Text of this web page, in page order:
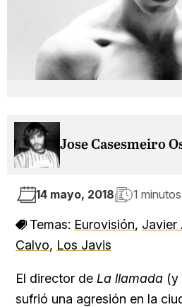
Jose Casesmeiro
14 mayo, 2018 1 minutos
Temas: Eurovisión, Javier
Calvo, Los Javis
El director de La llamada (y
sufrió una agresión en la